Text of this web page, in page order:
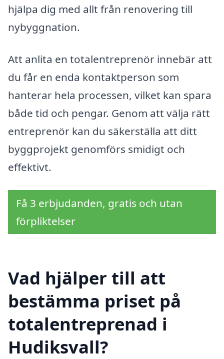
hjälpa dig med allt från renovering till
nybyggnation.
Att anlita en totalentreprenör innebär att
du får en enda kontaktperson som
hanterar hela processen, vilket kan spara
både tid och pengar. Genom att välja rätt
entreprenör kan du säkerställa att ditt
byggprojekt genomförs smidigt och
effektivt.
Få 3 erbjudanden, gratis och utan
förpliktelser
Vad hjälper till att
bestämma priset på
totalentreprenad i
Hudiksvall?